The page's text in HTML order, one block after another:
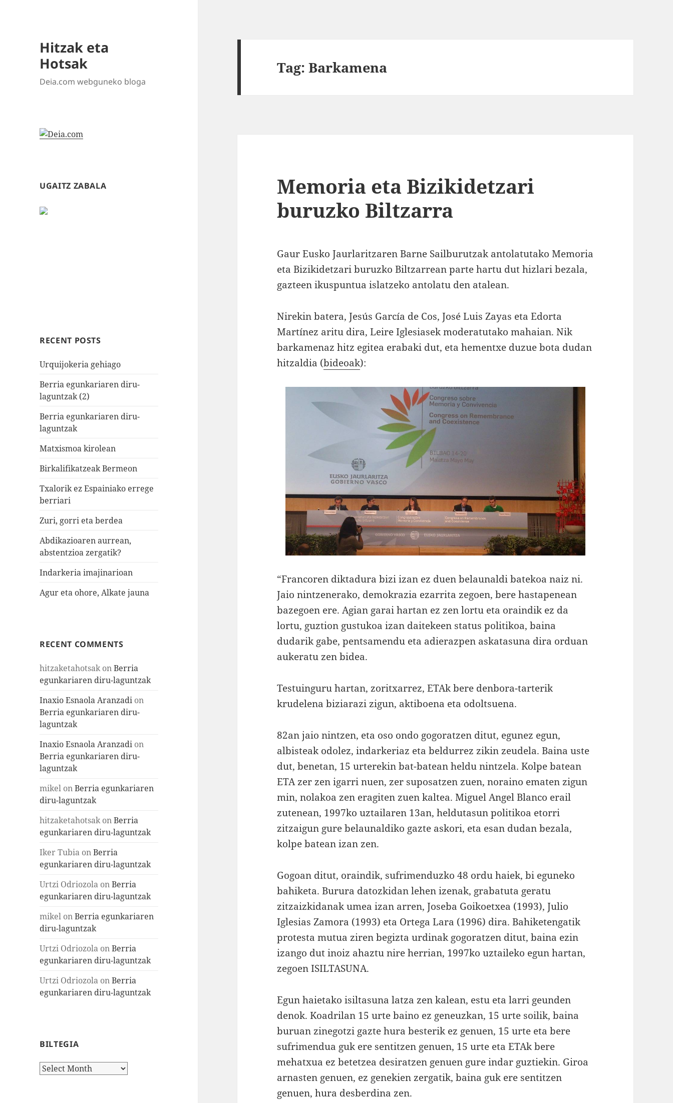
Hitzak eta
Hotsak
Deia.com webguneko bloga
UGAITZ ZABALA
RECENT POSTS
Urquijokeria gehiago
Berria egunkariaren diru-
laguntzak (2)
Berria egunkariaren diru-
laguntzak
Matxismoa kirolean
Birkalifikatzeak Bermeon
Txalorik ez Espainiako errege
berriari
Zuri, gorri eta berdea
Abdikazioaren aurrean,
abstentzioa zergatik?
Indarkeria imajinarioan
Agur eta ohore, Alkate jauna
RECENT COMMENTS
hitzaketahotsakonBerria
egunkariaren diru-laguntzak
Inaxio Esnaola Aranzadi on
Berria egunkariaren diru-
laguntzak
Inaxio Esnaola Aranzadi on
Berria egunkariaren diru-
laguntzak
mikel onBerria egunkariaren
diru-laguntzak
hitzaketahotsakonBerria
egunkariaren diru-laguntzak
Iker Tubia onBerria
egunkariaren diru-laguntzak
Urtzi Odriozola onBerria
egunkariaren diru-laguntzak
mikel onBerria egunkariaren
diru-laguntzak
Urtzi Odriozola onBerria
egunkariaren diru-laguntzak
Urtzi Odriozola onBerria
egunkariaren diru-laguntzak
BILTEGIA
Biltegia
Tag:Barkamena
Memoria eta Bizikidetzari
buruzko Biltzarra
Gaur Eusko Jaurlaritzaren Barne Sailburutzak antolatutako Memoria
eta Bizikidetzari buruzko Biltzarrean parte hartu dut hizlari bezala,
gazteen ikuspuntua islatzeko antolatu den atalean.
Nirekin batera, Jesús García de Cos, José Luis Zayas eta Edorta
Martínez aritu dira, Leire Iglesiasek moderatutako mahaian. Nik
barkamenaz hitz egitea erabaki dut, eta hementxe duzue bota dudan
hitzaldia (bideoak):
“Francoren diktadura bizi izan ez duen belaunaldi batekoa naiz ni.
Jaio nintzenerako, demokrazia ezarrita zegoen, bere hastapenean
bazegoen ere. Agian garai hartan ez zen lortu eta oraindik ez da
lortu, guztion gustukoa izan daitekeen status politikoa, baina
dudarik gabe, pentsamendu eta adierazpen askatasuna dira orduan
aukeratu zen bidea.
Testuinguru hartan, zoritxarrez, ETAk bere denbora-tarterik
krudelena biziarazi zigun, aktiboena eta odoltsuena.
82an jaio nintzen, eta oso ondo gogoratzen ditut, egunez egun,
albisteak odolez, indarkeriaz eta beldurrez zikin zeudela. Baina uste
dut, benetan, 15 urterekin bat-batean heldu nintzela. Kolpe batean
ETA zer zen igarri nuen, zer suposatzen zuen, noraino ematen zigun
min, nolakoa zen eragiten zuen kaltea. Miguel Angel Blanco erail
zutenean, 1997ko uztailaren 13an, heldutasun politikoa etorri
zitzaigun gure belaunaldiko gazte askori, eta esan dudan bezala,
kolpe batean izan zen.
Gogoan ditut, oraindik, sufrimenduzko 48 ordu haiek, bi eguneko
bahiketa. Burura datozkidan lehen izenak, grabatuta geratu
zitzaizkidanak umea izan arren, Joseba Goikoetxea (1993), Julio
Iglesias Zamora (1993) eta Ortega Lara (1996) dira. Bahiketengatik
protesta mutua ziren begizta urdinak gogoratzen ditut, baina ezin
izango dut inoiz ahaztu nire herrian, 1997ko uztaileko egun hartan,
zegoen ISILTASUNA.
Egun haietako isiltasuna latza zen kalean, estu eta larri geunden
denok. Koadrilan 15 urte baino ez geneuzkan, 15 urte soilik, baina
buruan zinegotzi gazte hura besterik ez genuen, 15 urte eta bere
sufrimendua guk ere sentitzen genuen, 15 urte eta ETAk bere
mehatxua ez betetzea desiratzen genuen gure indar guztiekin. Giroa
arnasten genuen, ez genekien zergatik, baina guk ere sentitzen
genuen, hura desberdina zen.